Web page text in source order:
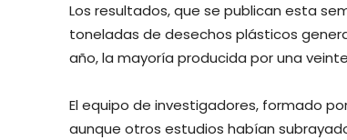
Los resultados, que se publican esta
toneladas de desechos plásticos
año, la mayoría producida por una
El equipo de investigadores, formado
aunque otros estudios habían